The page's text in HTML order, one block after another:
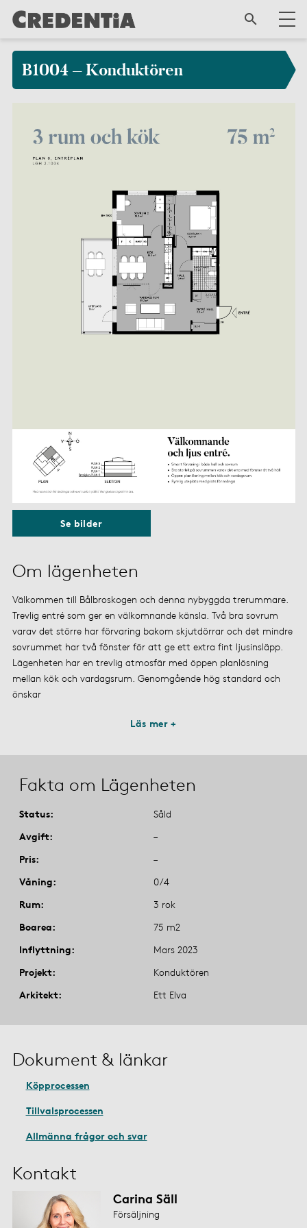
B1004 – Konduktören
Om lägenheten
Välkommen till Bålbroskogen och denna nybyggda trerummare.
Trevlig entré som ger en välkomnande känsla. Två bra sovrum
varav det större har förvaring bakom skjutdörrar och det mindre
sovrummet har två fönster för att ge ett extra fint ljusinsläpp.
Lägenheten har en trevlig atmosfär med öppen planlösning
mellan kök och vardagsrum. Genomgående hög standard och
önskar
Läs mer +
Fakta om Lägenheten
Status
Såld
Avgift
–
Pris
–
Våning
0/4
Rum
3 rok
Boarea
75 m2
Inflyttning
Mars 2023
Projekt
Konduktören
Arkitekt
Ett Elva
Se bilder
Dokument & länkar
Köpprocessen
Tillvalsprocessen
Allmänna frågor och svar
Kontakt
Carina Säll
Försäljning